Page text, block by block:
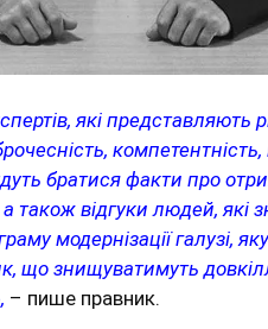
які представляють
компетентність,
братися факти про
також відгуки людей, які
модернізації галузі,
що знищуватимуть
– пише правник.